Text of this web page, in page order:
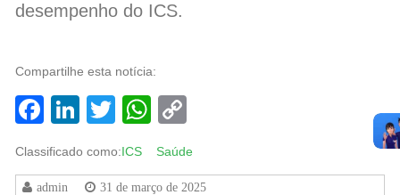
desempenho do ICS.
Compartilhe esta notícia:
Facebook
LinkedIn
TwitterWhatsApp
Classificado como:ICS Saúde
admin 31 de março de 2025